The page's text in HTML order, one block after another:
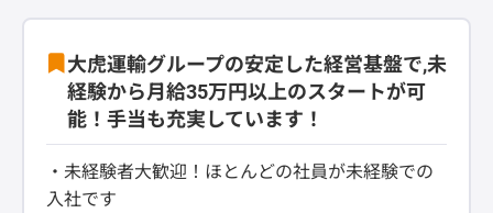
大虎運輸グループの安定した経営基盤で,未
経験から月給35万円以上のスタートが可
能！手当も充実しています！
・未経験者大歓迎！ほとんどの社員が未経験での
入社です